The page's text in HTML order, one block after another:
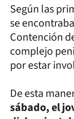
Según las
se
Contención
complejo
por estar
De esta
sábado, el